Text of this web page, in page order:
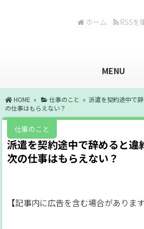
RSSを
ホーム
MENU
HOME » 仕事のこと » 派遣を契約途中で
の仕事はもらえない？
仕事のこと
派遣を契約途中で辞めると違
次の仕事はもらえない？
【記事内に広告を含む場合があります